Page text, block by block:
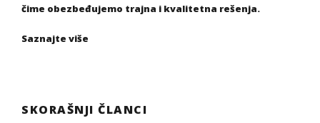
čime obezbeđujemo trajna i kvalitetna rešenja.
Saznajte više
SKORAŠNJI ČLANCI